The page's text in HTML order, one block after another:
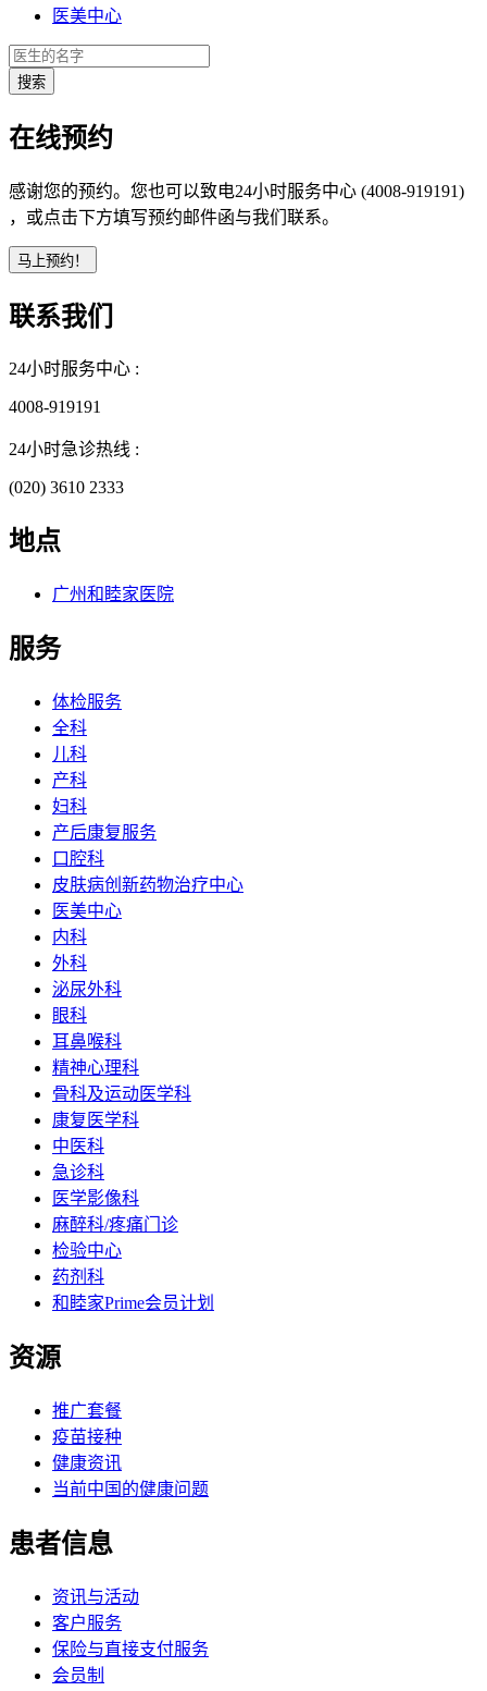
医美中心
在线预约
感谢您的预约。您也可以致电24小时服务中心 (4008-919191)
，或点击下方填写预约邮件函与我们联系。
联系我们
24小时服务中心 :
4008-919191
24小时急诊热线 :
(020) 3610 2333
地点
广州和睦家医院
服务
体检服务
全科
儿科
产科
妇科
产后康复服务
口腔科
皮肤病创新药物治疗中心
医美中心
内科
外科
泌尿外科
眼科
耳鼻喉科
精神心理科
骨科及运动医学科
康复医学科
中医科
急诊科
医学影像科
麻醉科/疼痛门诊
检验中心
药剂科
和睦家Prime会员计划
资源
推广套餐
疫苗接种
健康资讯
当前中国的健康问题
患者信息
资讯与活动
客户服务
保险与直接支付服务
会员制